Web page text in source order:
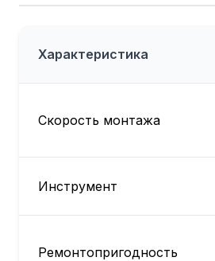
Характеристика
Скорость монтажа
Инструмент
Ремонтопригодность